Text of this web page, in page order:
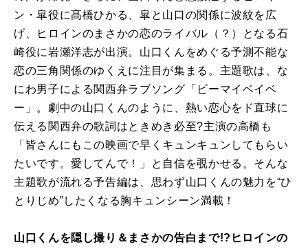
ン・皐役に髙橋ひかる、皐と山口の関係に波紋を広
げ、ヒロインのまさかの恋のライバル（？）となる石
崎役に岩瀬洋志が出演。山口くんをめぐる予測不能な
恋の三角関係のゆくえに注目が集まる。主題歌は、な
にわ男子による関西弁ラブソング「ビーマイベイベ
ー」。劇中の山口くんのように、熱い恋心をド直球に
伝える関西弁の歌詞はときめき必至?主演の高橋も
「皆さんにもこの映画で早くキュンキュンしてもらい
たいです。愛してんで！」と自信を覗かせる。そんな
主題歌が流れる予告編は、思わず山口くんの魅力を“ひ
とりじめ”したくなる胸キュンシーン満載！
山口くんを隠し撮り＆まさかの告白まで!?ヒロインの